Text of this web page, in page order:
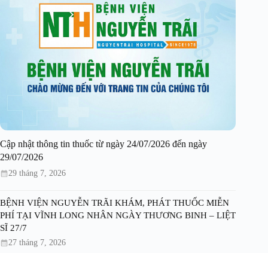
Cập nhật thông tin thuốc từ ngày 24/07/2026 đến ngày
29/07/2026
29 tháng 7, 2026
BỆNH VIỆN NGUYỄN TRÃI KHÁM, PHÁT THUỐC MIỄN
PHÍ TẠI VĨNH LONG NHÂN NGÀY THƯƠNG BINH – LIỆT
SĨ 27/7
27 tháng 7, 2026